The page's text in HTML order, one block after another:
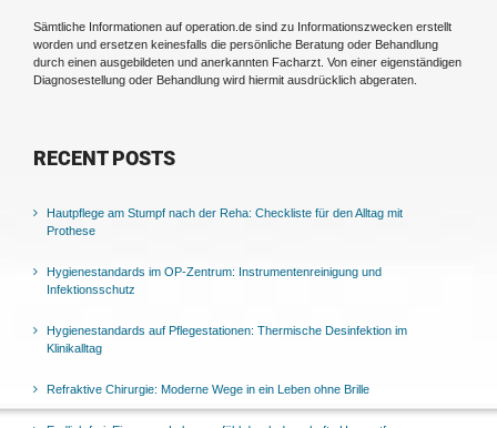
Sämtliche Informationen auf operation.de sind zu Informationszwecken erstellt
worden und ersetzen keinesfalls die persönliche Beratung oder Behandlung
durch einen ausgebildeten und anerkannten Facharzt. Von einer eigenständigen
Diagnosestellung oder Behandlung wird hiermit ausdrücklich abgeraten.
RECENT POSTS
Hautpflege am Stumpf nach der Reha: Checkliste für den Alltag mit
Prothese
Hygienestandards im OP-Zentrum: Instrumentenreinigung und
Infektionsschutz
Hygienestandards auf Pflegestationen: Thermische Desinfektion im
Klinikalltag
Refraktive Chirurgie: Moderne Wege in ein Leben ohne Brille